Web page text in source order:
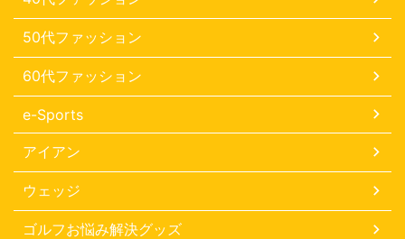
50代ファッション
60代ファッション
e-Sports
アイアン
ウェッジ
ゴルフお悩み解決グッズ